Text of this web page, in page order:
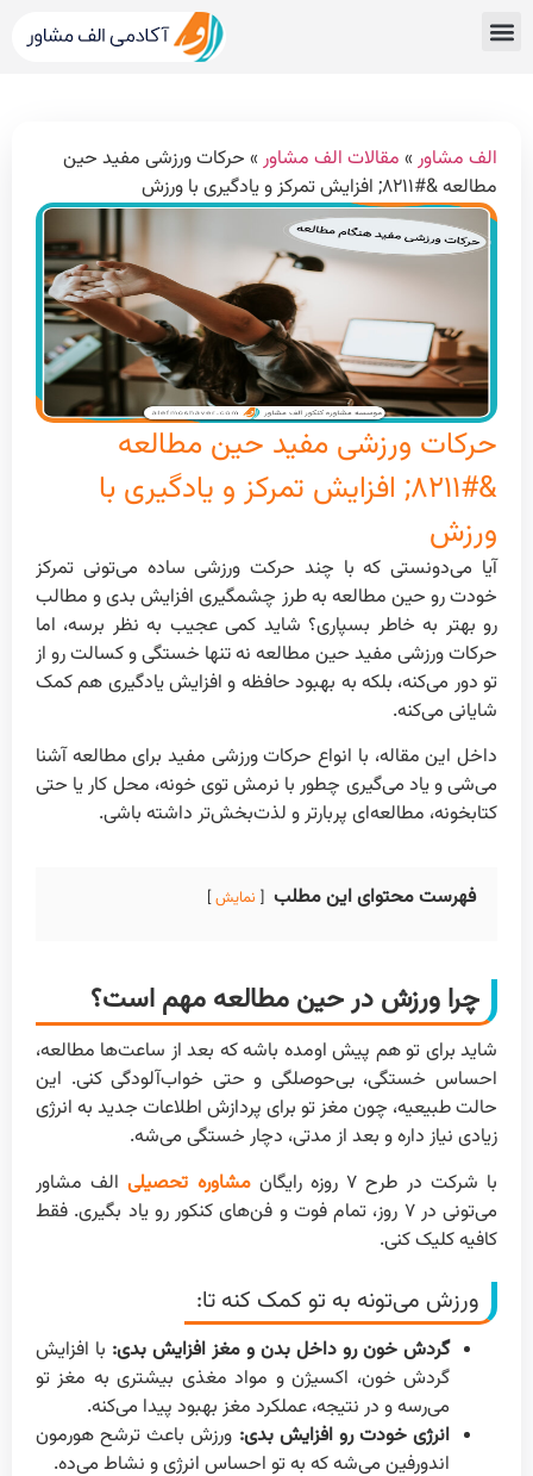
الف مشاور » مقالات الف مشاور » حرکات ورزشی مفید حین
مطالعه &#۸۲۱۱; افزایش تمرکز و یادگیری با ورزش
حرکات ورزشی مفید حین مطالعه
&#۸۲۱۱; افزایش تمرکز و یادگیری با
ورزش
آیا می‌دونستی که با چند حرکت ورزشی ساده می‌تونی تمرکز
خودت رو حین مطالعه به طرز چشمگیری افزایش بدی و مطالب
رو بهتر به خاطر بسپاری؟ شاید کمی عجیب به نظر برسه، اما
حرکات ورزشی مفید حین مطالعه نه تنها خستگی و کسالت رو از
تو دور می‌کنه، بلکه به بهبود حافظه و افزایش یادگیری هم کمک
شایانی می‌کنه.
داخل این مقاله، با انواع حرکات ورزشی مفید برای مطالعه آشنا
می‌شی و یاد می‌گیری چطور با نرمش توی خونه، محل کار یا حتی
کتابخونه، مطالعه‌ای پربارتر و لذت‌بخش‌تر داشته باشی.
فهرست محتوای این مطلب نمایش
چرا ورزش در حین مطالعه مهم است؟
شاید برای تو هم پیش اومده باشه که بعد از ساعت‌ها مطالعه،
احساس خستگی، بی‌حوصلگی و حتی خواب‌آلودگی کنی. این
حالت طبیعیه، چون مغز تو برای پردازش اطلاعات جدید به انرژی
زیادی نیاز داره و بعد از مدتی، دچار خستگی می‌شه.
با شرکت در طرح ۷ روزه رایگان
مشاوره تحصیلیالف مشاور
می‌تونی در ۷ روز، تمام فوت و فن‌های کنکور رو یاد بگیری. فقط
کافیه کلیک کنی.
ورزش می‌تونه به تو کمک کنه تا:
گردش خون رو داخل بدن و مغز افزایش بدی: با افزایش
گردش خون، اکسیژن و مواد مغذی بیشتری به مغز تو
می‌رسه و در نتیجه، عملکرد مغز بهبود پیدا می‌کنه.
انرژی خودت رو افزایش بدی: ورزش باعث ترشح هورمون
اندورفین می‌شه که به تو احساس انرژی و نشاط می‌ده.